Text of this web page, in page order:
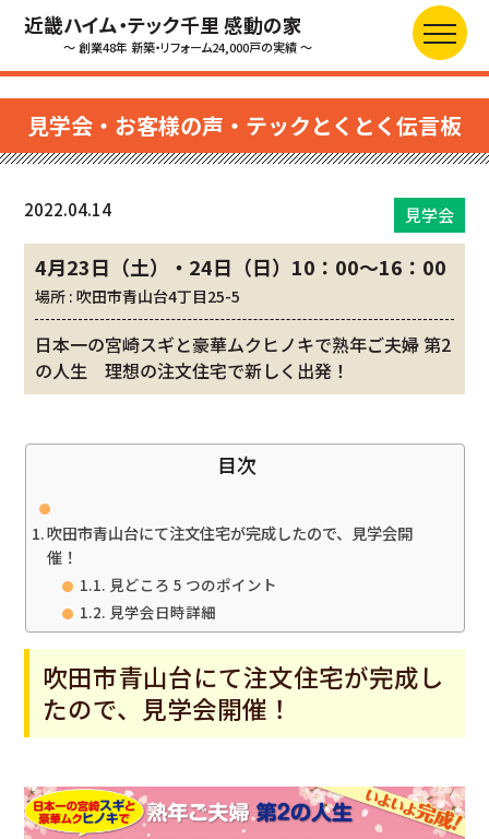
近畿ハイム・テック千里 感動の家
～ 創業48年 新築・リフォーム24,000戸の実績 ～
見学会・お客様の声・テックとくとく伝言板
2022.04.14 見学会
4月23日（土）・24日（日）10：00～16：00
場所 : 吹田市青山台4丁目25-5
日本一の宮崎スギと豪華ムクヒノキで熟年ご夫婦 第2
の人生 理想の注文住宅で新しく出発！
目次
吹田市青山台にて注文住宅が完成したので、見学会開
催！
見どころ 5 つのポイント
見学会日時詳細
吹田市青山台にて注文住宅が完成し
たので、見学会開催！